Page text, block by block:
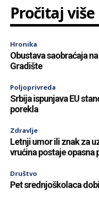
Pročitaj više
Hronika
Obustava saobraćaja
Gradište
Poljoprivreda
Srbija ispunjava EU
porekla
Zdravlje
Letnji umor ili znak za
vrućina postaje opasna
Društvo
Pet srednjoškolaca